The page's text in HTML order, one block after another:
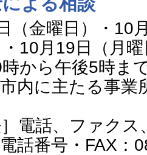
（金曜日）・10
10月19日（月
から午後5時ま
市内に主たる事
］電話、ファク
話番号・FAX：